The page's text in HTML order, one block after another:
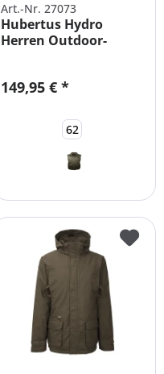
Art.-Nr. 27073
Hubertus Hydro
Herren Outdoor-
149,95 € *
62